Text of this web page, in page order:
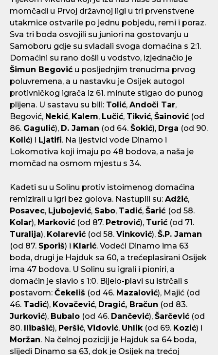
momčadi u Prvoj državnoj ligi u tri prvenstvene
utakmice ostvarile po jednu pobjedu, remi i poraz.
Sva tri boda osvojili su juniori na gostovanju u
Samoboru gdje su svladali svoga domaćina s 2:1.
Domaćini su rano došli u vodstvo, izjednačio je
Šimun Begović u posljednjim trenucima prvog
poluvremena, a u nastavku je Osijek autogol
protivničkog igrača iz 61. minute stigao do punog
plijena. U sastavu su bili: Tolić, Andoči Tar,
Begović, Nekić, Kalem, Lučić, Tikvić, Šainović (od
86. Gagulić), D. Jaman (od 64. Šokić), Drga (od 90.
Kolić) i Ljatifi. Na ljestvici vode Dinamo i
Lokomotiva koji imaju po 48 bodova, a naša je
momčad na osmom mjestu s 34.
Kadeti su u Solinu protiv istoimenog domaćina
remizirali u igri bez golova. Nastupili su: Adžić,
Posavec, Ljubojević, Sabo, Tadić, Šarić (od 58.
Kolar), Marković (od 87. Petrović), Turić (od 71.
Turalija), Kolarević (od 58. Vinković), Š.P. Jaman
(od 87. Sporiš) i Klarić. Vodeći Dinamo ima 63
boda, drugi je Hajduk sa 60, a trećeplasirani Osijek
ima 47 bodova. U Solinu su igrali i pioniri, a
domaćin je slavio s 1:0. Bijelo-plavi su istrčali s
postavom: Čekeliš (od 46. Mazalović), Majić (od
46. Tadić), Kovačević, Dragić, Bračun (od 83.
Jurković), Bubalo (od 46. Dančević), Šarčević (od
80. Ilibašić), Peršić, Vidović, Uhlik(od 69. Kozić) i
Moržan. Na čelnoj poziciji je Hajduk sa 64 boda,
slijedi Dinamo sa 63, dok je Osijek na trećoj